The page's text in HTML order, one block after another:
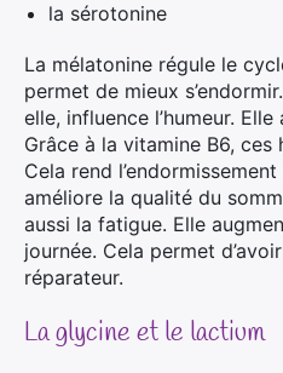
la sérotonine
La mélatonine régule le
permet de mieux
elle, influence l’humeur.
Grâce à la vitamine B6,
Cela rend
améliore la qualité du
aussi la fatigue. Elle
journée. Cela permet
réparateur.
La glycine et le lactium